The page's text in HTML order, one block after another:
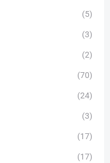
(5)
(3)
(2)
(70)
(24)
(3)
(17)
(17)